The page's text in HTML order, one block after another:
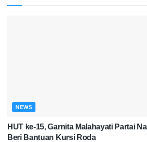
NEWS
HUT ke-15, Garnita Malahayati Partai
Beri Bantuan Kursi Roda